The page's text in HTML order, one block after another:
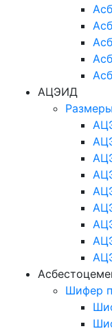
АЦЭИД
Шифер